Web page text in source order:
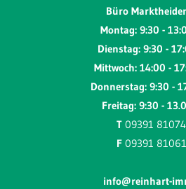
Büro
Montag: 9:30 -
Dienstag: 9:30 -
Mittwoch: 14:00 -
Donnerstag: 9:30 -
Freitag: 9:30 -
T 09391
F 09391
info@reinhart-